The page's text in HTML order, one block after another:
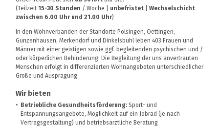
(Teilzeit 15-30 Stunden / Woche | unbefristet
Wechselschicht
zwischen 6.00 Uhr und 21.00 Uhr)
In den Wohnverbänden der Standorte Polsingen, Oettingen,
Gunzenhausen, Merkendorf und Dinkelsbühl leben 403 Frauen und
Männer mit einer geistigen sowie ggf. begleitenden psychischen und /
oder körperlichen Behinderung. Die Begleitung der uns anvertrauten
Menschen erfolgt in differenzierten Wohnangeboten unterschiedlicher
Größe und Ausprägung.
Wir bieten
Betriebliche Gesundheitsförderung: Sport- und
Entspannungsangebote, Möglichkeit auf ein Jobrad (je nach
Vertragsgestaltung) und betriebsärztliche Beratung